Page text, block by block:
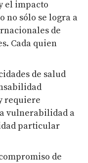
el impacto
no sólo se logra a
de
Cada quien
de salud
requiere
vulnerabilidad a
particular
de